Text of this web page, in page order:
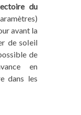
du
avant la
de soleil
de
en
dans les